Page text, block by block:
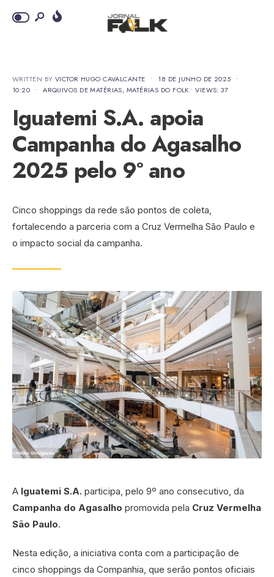
WRITTEN BY VICTOR HUGO CAVALCANTE • 18 DE JUNHO DE 2025
•
10:20 • ARQUIVOS DE MATÉRIAS, MATÉRIAS DO FOLK •VIEWS: 37
Iguatemi S.A. apoia
Campanha do Agasalho
2025 pelo 9º ano
Cinco shoppings da rede são pontos de coleta,
fortalecendo a parceria com a Cruz Vermelha São Paulo e
o impacto social da campanha.
A Iguatemi S.A. participa, pelo 9º ano consecutivo, da
Campanha do Agasalho promovida pela Cruz Vermelha
São Paulo.
Nesta edição, a iniciativa conta com a participação de
cinco shoppings da Companhia, que serão pontos oficiais